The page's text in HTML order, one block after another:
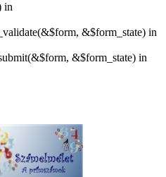
in
&$form_state) in
&$form_state) in